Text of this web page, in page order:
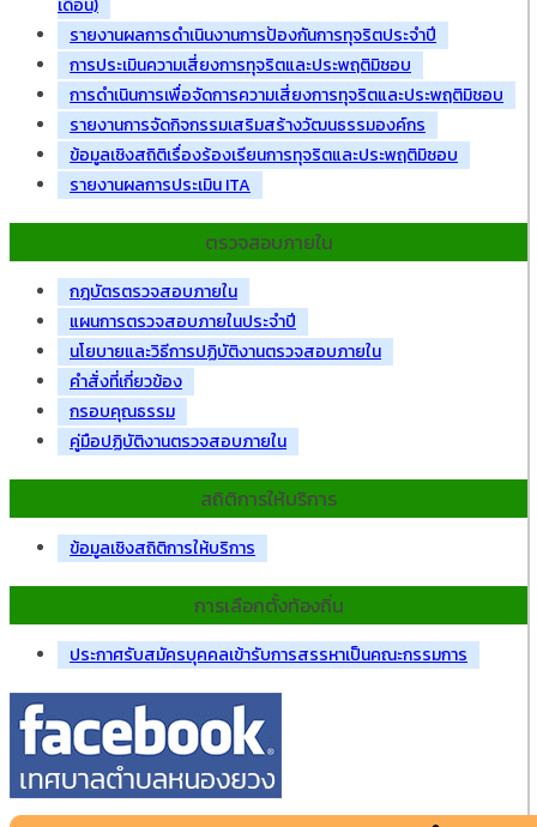
เดือน)
รายงานผลการดำเนินงานการป้องกันการทุจริตประจำปี
การประเมินความเสี่ยงการทุจริตและประพฤติมิชอบ
การดำเนินการเพื่อจัดการความเสี่ยงการทุจริตและประพฤติมิชอบ
รายงานการจัดกิจกรรมเสริมสร้างวัฒนธรรมองค์กร
ข้อมูลเชิงสถิติเรื่องร้องเรียนการทุจริตและประพฤติมิชอบ
รายงานผลการประเมิน ITA
ตรวจสอบภายใน
กฎบัตรตรวจสอบภายใน
แผนการตรวจสอบภายในประจำปี
นโยบายและวิธีการปฏิบัติงานตรวจสอบภายใน
คำสั่งที่เกี่ยวข้อง
กรอบคุณธรรม
คู่มือปฏิบัติงานตรวจสอบภายใน
สถิติการให้บริการ
ข้อมูลเชิงสถิติการให้บริการ
การเลือกตั้งท้องถิ่น
ประกาศรับสมัครบุคคลเข้ารับการสรรหาเป็นคณะกรรมการ